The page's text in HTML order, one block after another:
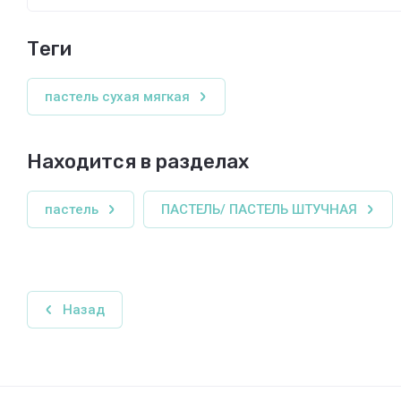
теги
пастель сухая мягкая
Находится в разделах
пастель ПАСТЕЛЬ/ ПАСТЕЛЬ ШТУЧНАЯ
Назад